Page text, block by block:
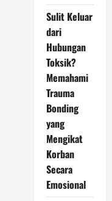
Sulit Keluar
dari
Hubungan
Toksik?
Memahami
Trauma
Bonding
yang
Mengikat
Korban
Secara
Emosional